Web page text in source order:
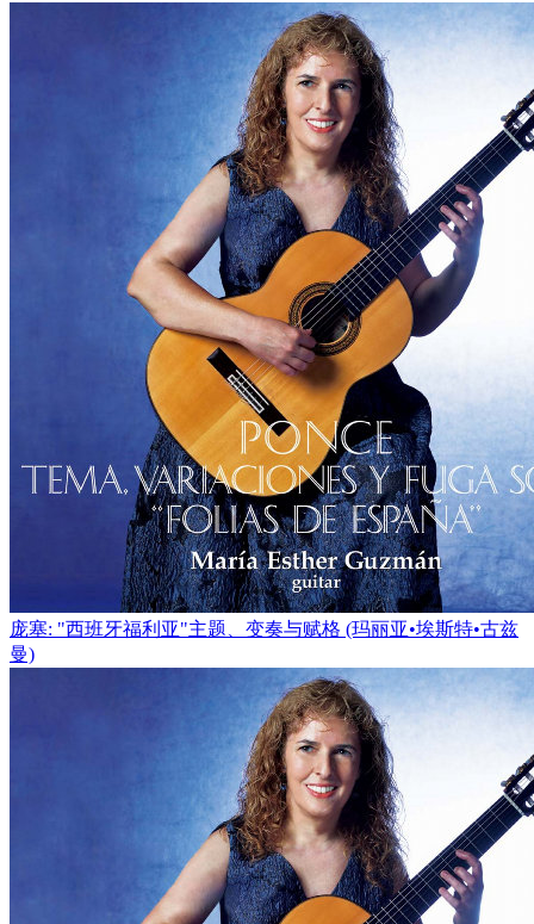
庞塞: "西班牙福利亚"主题、变奏与赋格 (玛丽亚•埃斯特•古兹
曼)